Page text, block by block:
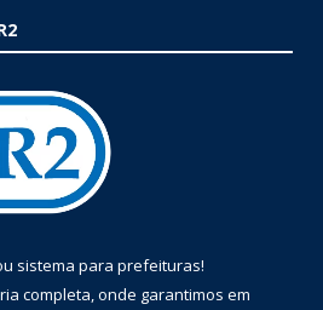
sistema para prefeituras!
completa, onde garantimos em